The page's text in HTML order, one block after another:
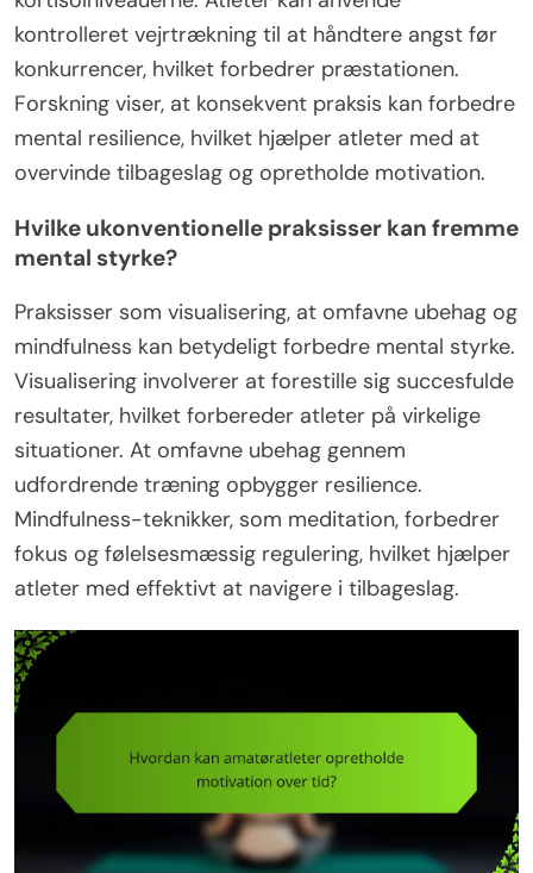
kontrolleret vejrtrækning til at håndtere angst før
konkurrencer, hvilket forbedrer præstationen.
Forskning viser, at konsekvent praksis kan forbedre
mental resilience, hvilket hjælper atleter med at
overvinde tilbageslag og opretholde motivation.
Hvilke ukonventionelle praksisser kan fremme
mental styrke?
Praksisser som visualisering, at omfavne ubehag og
mindfulness kan betydeligt forbedre mental styrke.
Visualisering involverer at forestille sig succesfulde
resultater, hvilket forbereder atleter på virkelige
situationer. At omfavne ubehag gennem
udfordrende træning opbygger resilience.
Mindfulness-teknikker, som meditation, forbedrer
fokus og følelsesmæssig regulering, hvilket hjælper
atleter med effektivt at navigere i tilbageslag.